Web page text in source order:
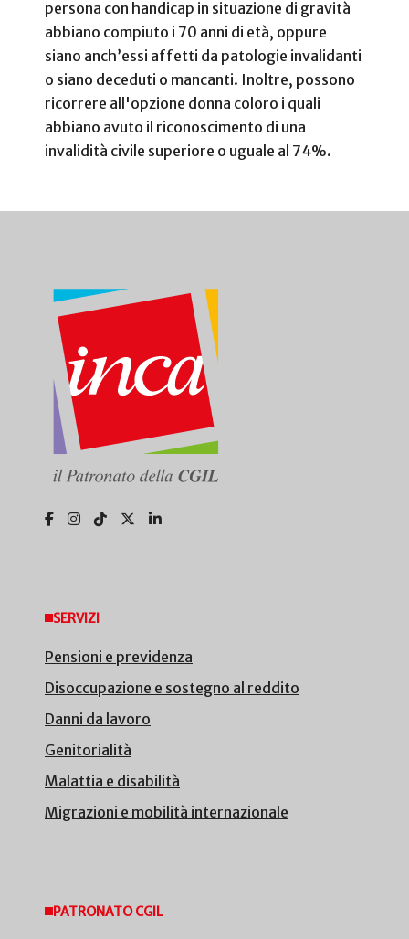
persona con handicap in situazione di gravità
abbiano compiuto i 70 anni di età, oppure
siano anch’essi affetti da patologie invalidanti
o siano deceduti o mancanti. Inoltre, possono
ricorrere all'opzione donna coloro i quali
abbiano avuto il riconoscimento di una
invalidità civile superiore o uguale al 74%.
SERVIZI
Pensioni e previdenza
Disoccupazione e sostegno al reddito
Danni da lavoro
Genitorialità
Malattia e disabilità
Migrazioni e mobilità internazionale
PATRONATO CGIL